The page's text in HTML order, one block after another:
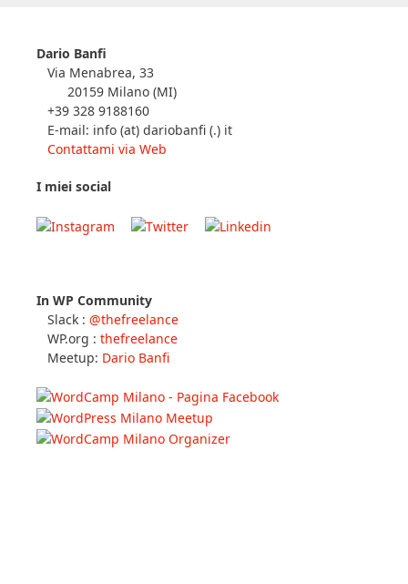
Dario Banfi
Via Menabrea, 33
20159 Milano (MI)
+39 328 9188160
E-mail: info (at) dariobanfi (.) it
Contattami via Web
I miei social
In WP Community
Slack : @thefreelance
WP.org : thefreelance
Meetup: Dario Banfi